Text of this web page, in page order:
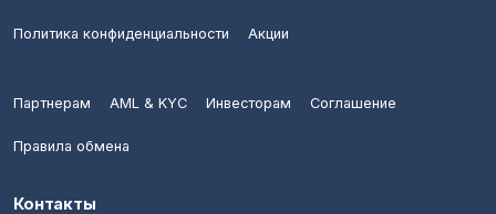
Политика конфиденциальности Акции
Партнерам AML & KYC Инвесторам Соглашение
Правила обмена
Контакты